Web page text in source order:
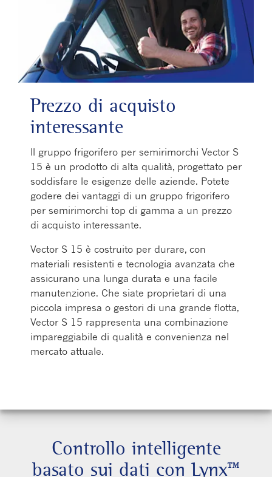
Prezzo di acquisto
interessante
Il gruppo frigorifero per semirimorchi Vector S
15 è un prodotto di alta qualità, progettato per
soddisfare le esigenze delle aziende. Potete
godere dei vantaggi di un gruppo frigorifero
per semirimorchi top di gamma a un prezzo
di acquisto interessante.
Vector S 15 è costruito per durare, con
materiali resistenti e tecnologia avanzata che
assicurano una lunga durata e una facile
manutenzione. Che siate proprietari di una
piccola impresa o gestori di una grande flotta,
Vector S 15 rappresenta una combinazione
impareggiabile di qualità e convenienza nel
mercato attuale.
Controllo intelligente
basato sui dati con Lynx™